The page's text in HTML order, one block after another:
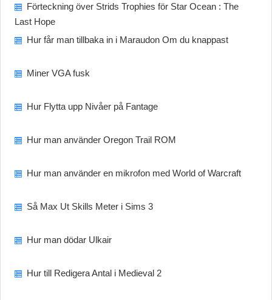
Förteckning över Strids Trophies för Star Ocean : The
Last Hope
Hur får man tillbaka in i Maraudon Om du knappast
Miner VGA fusk
Hur Flytta upp Nivåer på Fantage
Hur man använder Oregon Trail ROM
Hur man använder en mikrofon med World of Warcraft
Så Max Ut Skills Meter i Sims 3
Hur man dödar Ulkair
Hur till Redigera Antal i Medieval 2